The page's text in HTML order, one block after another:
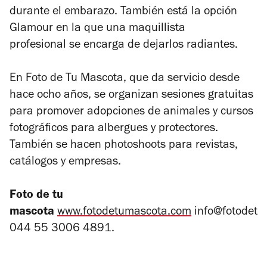
durante el embarazo. También está la opción
Glamour en la que una maquillista
profesional se encarga de dejarlos radiantes.
En Foto de Tu Mascota, que da servicio desde
hace ocho años, se organizan sesiones gratuitas
para promover adopciones de animales y cursos
fotográficos para albergues y protectores.
También se hacen photoshoots para revistas,
catálogos y empresas.
Foto de tu
mascota www.fotodetumascota.com
044 55 3006 4891.